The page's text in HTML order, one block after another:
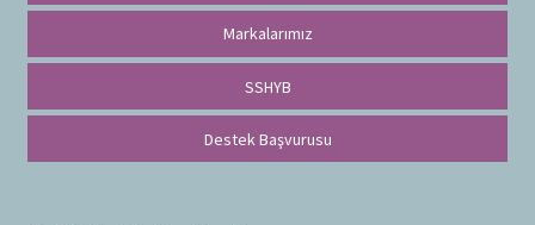
Markalarımız
SSHYB
Destek Başvurusu